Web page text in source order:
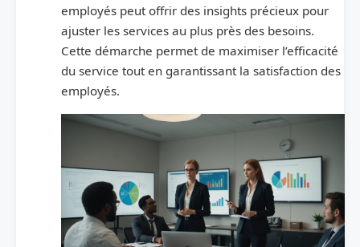
employés peut offrir des insights précieux pour
ajuster les services au plus près des besoins.
Cette démarche permet de maximiser l’efficacité
du service tout en garantissant la satisfaction des
employés.